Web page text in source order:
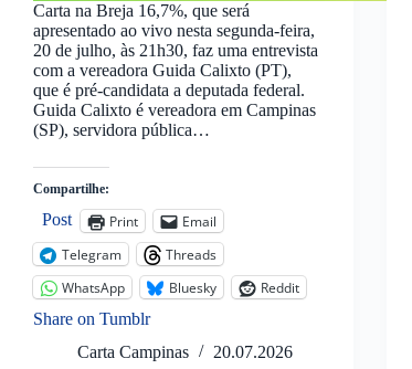
Carta na Breja 16,7%, que será
apresentado ao vivo nesta segunda-feira,
20 de julho, às 21h30, faz uma entrevista
com a vereadora Guida Calixto (PT),
que é pré-candidata a deputada federal.
Guida Calixto é vereadora em Campinas
(SP), servidora pública…
Compartilhe:
Post Print
Email
Telegram
Threads
WhatsApp
Bluesky
Reddit
Share on Tumblr
Carta Campinas
20.07.2026